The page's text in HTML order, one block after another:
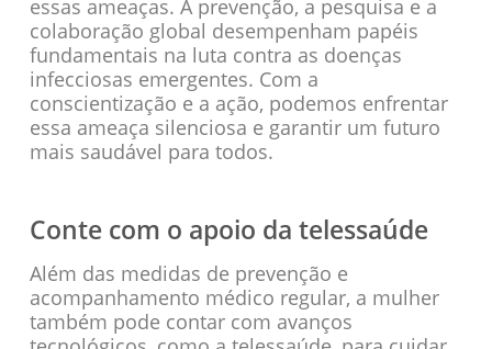
essas ameaças. A prevenção, a pesquisa e a
colaboração global desempenham papéis
fundamentais na luta contra as doenças
infecciosas emergentes. Com a
conscientização e a ação, podemos enfrentar
essa ameaça silenciosa e garantir um futuro
mais saudável para todos.
Conte com o apoio da telessaúde
Além das medidas de prevenção e
acompanhamento médico regular, a mulher
também pode contar com avanços